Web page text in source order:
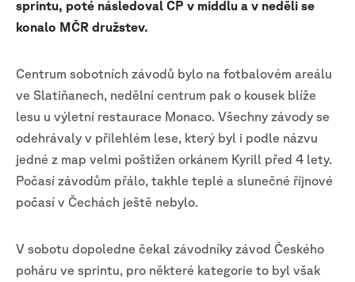
sprintu, poté následoval ČP v middlu a v neděli se
konalo MČR družstev.
Centrum sobotních závodů bylo na fotbalovém areálu
ve Slatiňanech, nedělní centrum pak o kousek blíže
lesu u výletní restaurace Monaco. Všechny závody se
odehrávaly v přilehlém lese, který byl i podle názvu
jedné z map velmi poštižen orkánem Kyrill před 4 lety.
Počasí závodům přálo, takhle teplé a slunečné říjnové
počasí v Čechách ještě nebylo.
V sobotu dopoledne čekal závodníky závod Českého
poháru ve sprintu, pro některé kategorie to byl však